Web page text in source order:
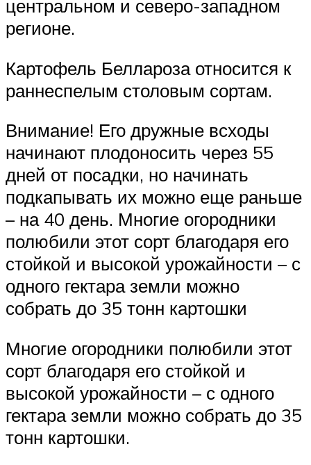
центральном и северо-западном
регионе.
Картофель Беллароза относится к
раннеспелым столовым сортам.
Внимание! Его дружные всходы
начинают плодоносить через 55
дней от посадки, но начинать
подкапывать их можно еще раньше
– на 40 день. Многие огородники
полюбили этот сорт благодаря его
стойкой и высокой урожайности – с
одного гектара земли можно
собрать до 35 тонн картошки
Многие огородники полюбили этот
сорт благодаря его стойкой и
высокой урожайности – с одного
гектара земли можно собрать до 35
тонн картошки.